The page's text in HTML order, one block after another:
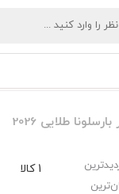
طلایی 2026
1 کالا